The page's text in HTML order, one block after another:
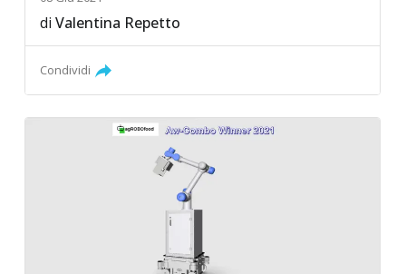
diValentina Repetto
Condividi